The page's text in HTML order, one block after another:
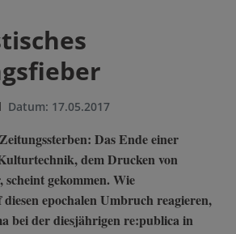
Datum: 17.05.2017
Das Ende einer
dem Drucken von
gekommen. Wie
epochalen Umbruch reagieren,
bei der diesjährigen re:publica in